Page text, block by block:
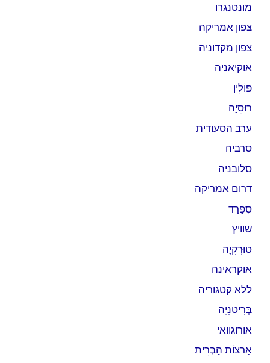
מונטנגרו
צפון אמריקה
צפון מקדוניה
אוקיאניה
פּוֹלִין
רוּסִיָה
ערב הסעודית
סרביה
סלובניה
דרום אמריקה
סְפָרַד
שוויץ
טוּרְקִיָה
אוקראינה
ללא קטגוריה
בְּרִיטַנִיָה
אורוגוואי
אַרצוֹת הַבְּרִית